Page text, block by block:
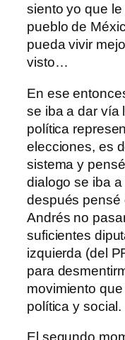
siento yo que
pueblo de
pueda vivir
visto…
En ese
se iba a dar vía
política
elecciones, es
sistema y
dialogo se iba
después pensé
Andrés no
suficientes
izquierda (del
para
movimiento
política y social.